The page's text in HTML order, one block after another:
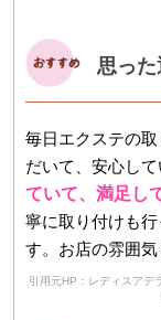
思っ
毎日エクステの
だいて、安心して
ていて、満足し
寧に取り付けも
す。お店の雰囲気
引用元HP：レディスア